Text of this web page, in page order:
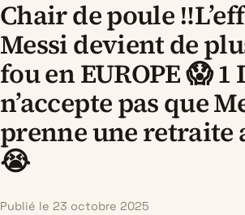
Chair de poule
Messi devient de
fou en EUROPE 😱
n’accepte pas que
prenne une retraite
😭
Publié le 23 octobre 2025